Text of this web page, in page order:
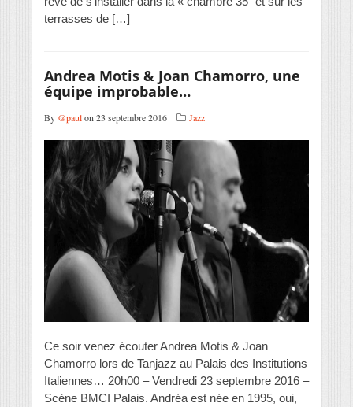
terrasses de […]
Andrea Motis & Joan Chamorro, une
équipe improbable…
By @paulon 23 septembre 2016 Jazz
Ce soir venez écouter Andrea Motis & Joan
Chamorro lors de Tanjazz au Palais des Institutions
Italiennes… 20h00 – Vendredi 23 septembre 2016 –
Scène BMCI Palais. Andréa est née en 1995, oui,